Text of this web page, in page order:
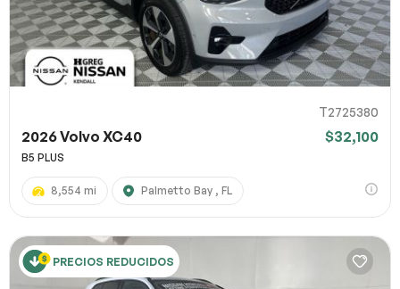
T2725380
2026 Volvo XC40 $32,100
B5 PLUS
8,554 mi Palmetto Bay , FL
PRECIOS REDUCIDOS